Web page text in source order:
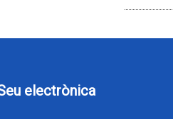
electrònica